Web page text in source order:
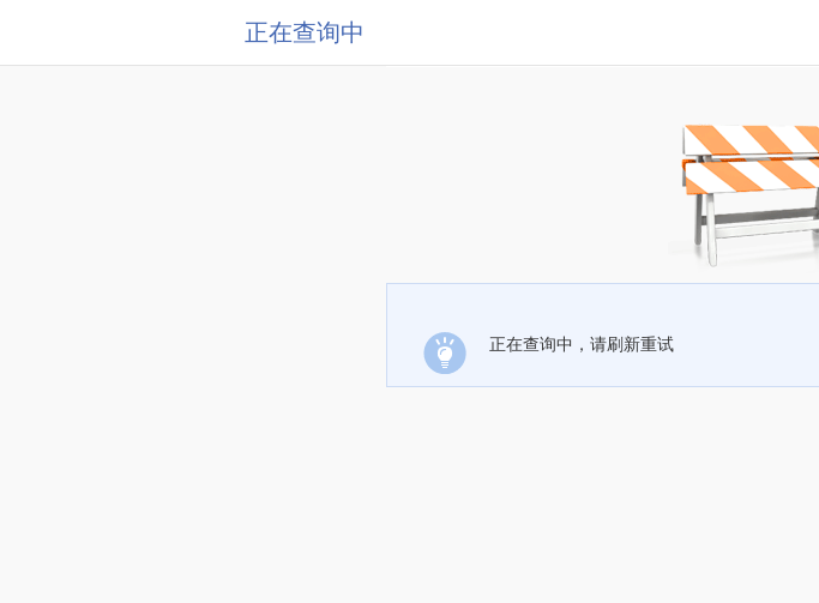
正在查询中
正在查询中，请刷新重试